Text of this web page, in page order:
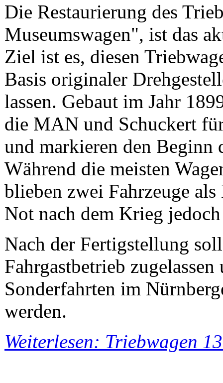
Die Restaurierung des
Museumswagen", ist das
Ziel ist es, diesen
Basis originaler
lassen. Gebaut im Jahr
die MAN und Schuckert
und markieren den Beginn
Während die meisten
blieben zwei Fahrzeuge
Not nach dem Krieg
Nach der Fertigstellung
Fahrgastbetrieb
Sonderfahrten im
werden.
Weiterlesen: Triebwagen